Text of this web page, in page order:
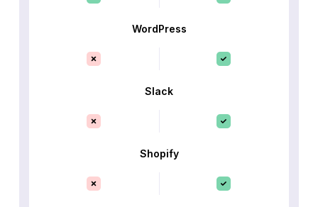
WordPress
Slack
Shopify